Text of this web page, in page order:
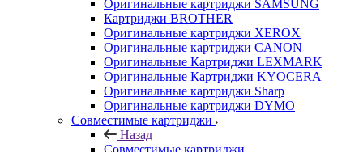
Оригинальные картриджи SAMSUNG
Картриджи BROTHER
Оригинальные картриджи XEROX
Оригинальные картриджи CANON
Оригинальные Картриджи LEXMARK
Оригинальные Картриджи KYOCERA
Оригинальные картриджи Sharp
Оригинальные картриджи DYMO
Совместимые картриджи
Назад
Совместимые картриджи